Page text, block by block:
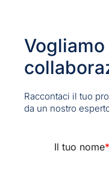
Raccontaci il tuo
da un nostro
Il tuo nome*